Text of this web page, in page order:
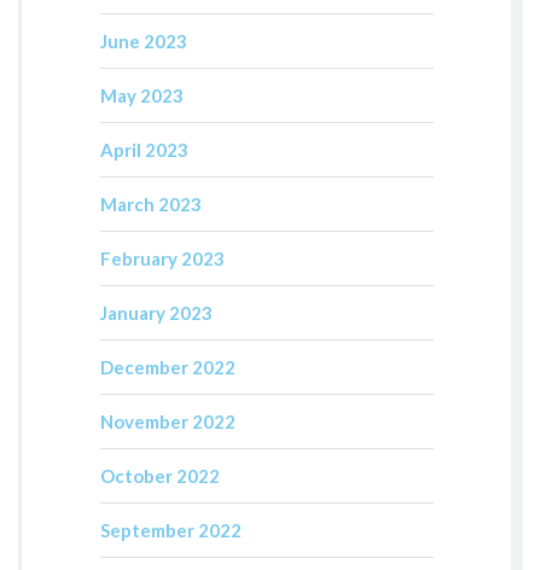
June 2023
May 2023
April 2023
March 2023
February 2023
January 2023
December 2022
November 2022
October 2022
September 2022